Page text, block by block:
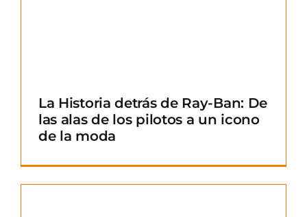
La Historia detrás de Ray-Ban: De
las alas de los pilotos a un icono
de la moda